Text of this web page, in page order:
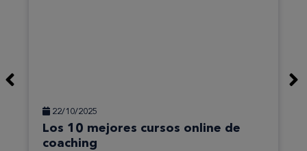
22/10/2025
Los 10 mejores cursos online de
coaching